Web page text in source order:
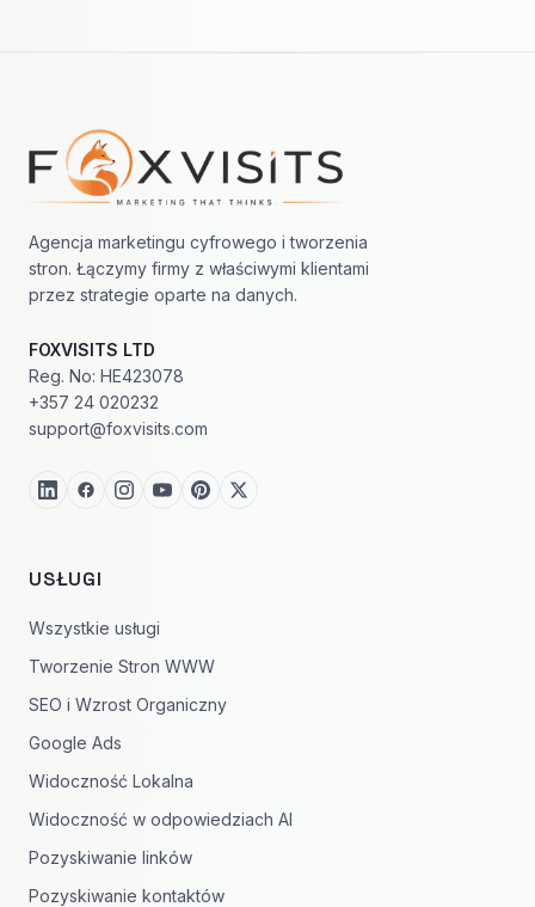
Nawigacja w stopce
Agencja marketingu cyfrowego i tworzenia
stron. Łączymy firmy z właściwymi klientami
przez strategie oparte na danych.
FOXVISITS LTD
Reg. No: HE423078
+357 24 020232
support@foxvisits.com
USŁUGI
Wszystkie usługi
Tworzenie Stron WWW
SEO i Wzrost Organiczny
Google Ads
Widoczność Lokalna
Widoczność w odpowiedziach AI
Pozyskiwanie linków
Pozyskiwanie kontaktów